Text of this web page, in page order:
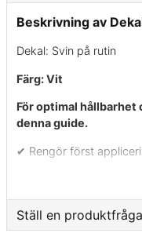
Beskrivning av
Dekal: Svin på rutin
Färg: Vit
För optimal hållbarhet
denna guide.
✔ Rengör först
grader för optimal
Ställ en produktfråga